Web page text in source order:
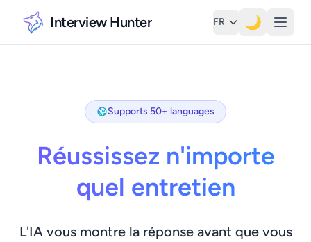
Interview Hunter FR 🌙
Supports 50+ languages
Réussissez n'importe
quel entretien
L'IA vous montre la réponse avant que vous